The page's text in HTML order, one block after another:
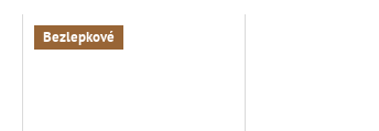
Bezlepkové